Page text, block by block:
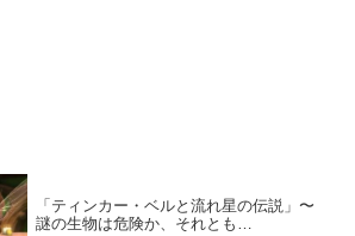
「ティンカー・ベルと流れ星の伝説」〜
謎の生物は危険か、それとも…